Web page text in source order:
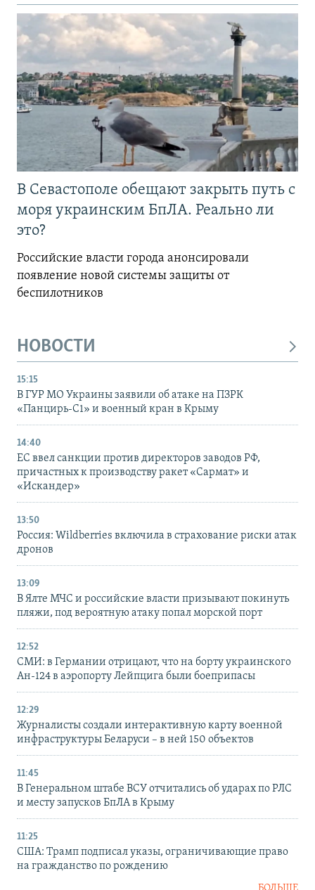
В Севастополе обещают закрыть путь с
моря украинским БпЛА. Реально ли
это?
Российские власти города анонсировали
появление новой системы защиты от
беспилотников
НОВОСТИ
15:15
В ГУР МО Украины заявили об атаке на ПЗРК
«Панцирь-С1» и военный кран в Крыму
14:40
ЕС ввел санкции против директоров заводов РФ,
причастных к производству ракет «Сармат» и
«Искандер»
13:50
Россия: Wildberries включила в страхование риски атак
дронов
13:09
В Ялте МЧС и российские власти призывают покинуть
пляжи, под вероятную атаку попал морской порт
12:52
СМИ: в Германии отрицают, что на борту украинского
Ан-124 в аэропорту Лейпцига были боеприпасы
12:29
Журналисты создали интерактивную карту военной
инфраструктуры Беларуси – в ней 150 объектов
11:45
В Генеральном штабе ВСУ отчитались об ударах по РЛС
и месту запусков БпЛА в Крыму
11:25
США: Трамп подписал указы, ограничивающие право
на гражданство по рождению